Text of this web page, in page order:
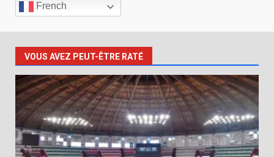
French
VOUS AVEZ PEUT-ÊTRE RATÉ